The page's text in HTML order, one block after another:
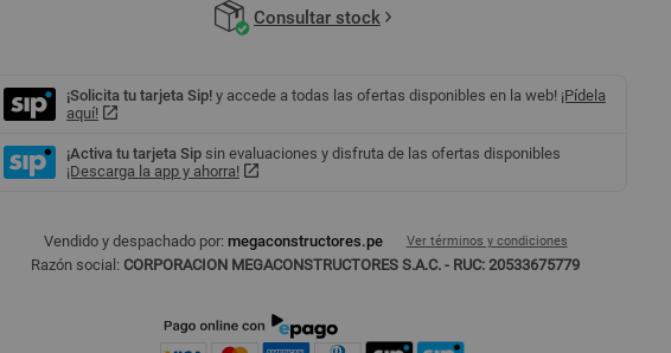
Consultar stock
¡Solicita tu tarjeta Sip! y accede a todas las ofertas disponibles en la web! ¡Pídela
aquí!
¡Activa tu tarjeta Sip sin evaluaciones y disfruta de las ofertas disponibles
¡Descarga la app y ahorra!
Vendido y despachado por: megaconstructores.pe Ver términos y condiciones
Razón social: CORPORACION MEGACONSTRUCTORES S.A.C. - RUC: 20533675779